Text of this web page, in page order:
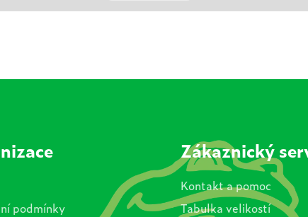
podmínky
Zákaznický
Kontakt a pomoc
Tabulka velikostí